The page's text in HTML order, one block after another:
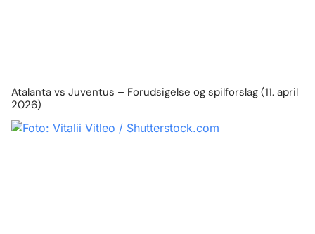
Atalanta vs Juventus – Forudsigelse og spilforslag (11. april
2026)